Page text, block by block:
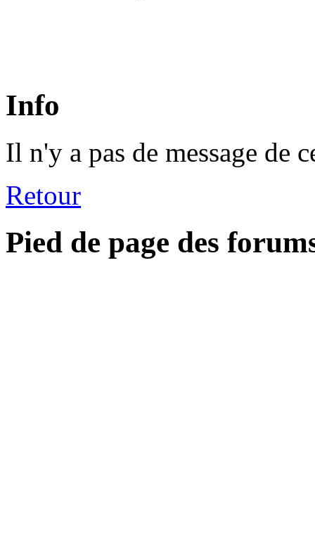
Info
Il n'y a pas de message de
Retour
Pied de page des